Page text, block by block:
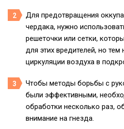
Для предотвращения
чердака, нужно
решеточки или сетки,
для этих вредителей, но
циркуляции воздуха в
Чтобы методы борьбы с
были эффективными,
обработки несколько раз,
внимание на гнезда.